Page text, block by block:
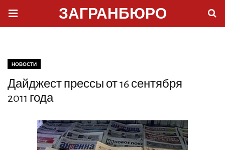
ЗАГРАНБЮРО
НОВОСТИ
Дайджест прессы от 16 сентября
2011 года